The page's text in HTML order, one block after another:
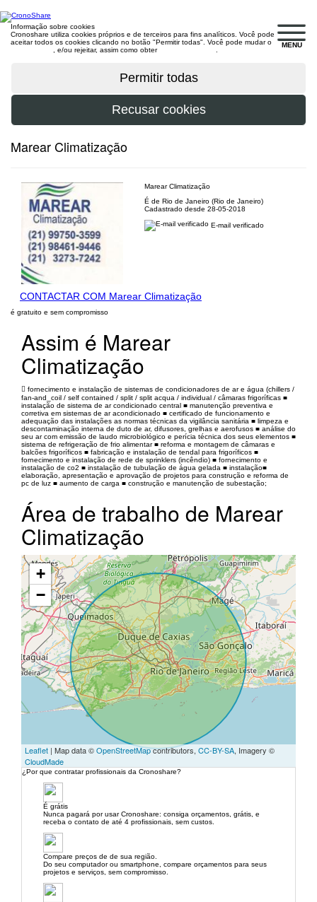
MENU
Informação sobre cookies
Cronoshare utiliza cookies próprios e de terceiros para fins analíticos. Você pode
aceitar todos os cookies clicando no botão "Permitir todas". Você pode mudar o
, e/ou rejeitar, assim como obter
Marear Climatização
Marear Climatização
É de Rio de Janeiro (Rio de Janeiro)
Cadastrado desde 28-05-2018
E-mail verificado
CONTACTAR COM Marear Climatização
é gratuito e sem compromisso
Assim é Marear
Climatização
 fornecimento e instalação de sistemas de condicionadores de ar e água (chillers /
fan-and_coil / self contained / split / split acqua / individual / câmaras frigoríficas ■
instalação de sistema de ar condicionado central ■ manutenção preventiva e
corretiva em sistemas de ar acondicionado ■ certificado de funcionamento e
adequação das instalações as normas técnicas da vigilância sanitária ■ limpeza e
descontaminação interna de duto de ar, difusores, grelhas e aerofusos ■ análise do
seu ar com emissão de laudo microbiológico e perícia técnica dos seus elementos ■
sistema de refrigeração de frio alimentar ■ reforma e montagem de câmaras e
balcões frigoríficos ■ fabricação e instalação de tendal para frigoríficos ■
fornecimento e instalação de rede de sprinklers (incêndio) ■ fornecimento e
instalação de co2 ■ instalação de tubulação de água gelada ■ instalação■
elaboração, apresentação e aprovação de projetos para construção e reforma de
pc de luz ■ aumento de carga ■ construção e manutenção de subestação;
Área de trabalho de Marear
Climatização
+
−
Leaflet | Map data ©OpenStreetMapcontributors, CC-BY-SA, Imagery ©
CloudMade
¿Por que contratar profissionais da Cronoshare?
É grátis
Nunca pagará por usar Cronoshare: consiga orçamentos, grátis, e
receba o contato de até 4 profissionais, sem custos.
Compare preços de de sua região.
Do seu computador ou smartphone, compare orçamentos para seus
projetos e serviços, sem compromisso.